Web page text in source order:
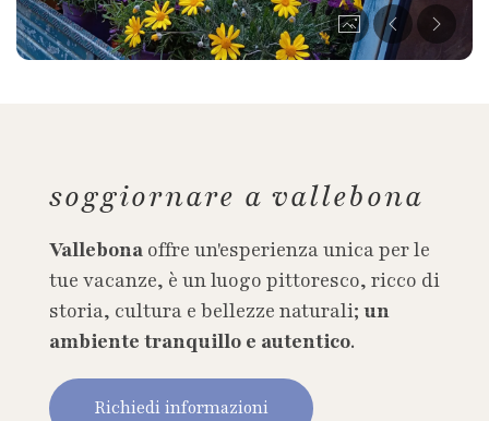
soggiornare a vallebona
Vallebona offre un'esperienza unica per le
tue vacanze, è un luogo pittoresco, ricco di
storia, cultura e bellezze naturali; un
ambiente tranquillo e autentico.
Richiedi informazioni